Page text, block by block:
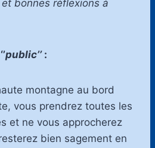
bonnes réflexions à
public’’:
montagne au bord
vous prendrez toutes les
et ne vous approcherez
bien sagement en